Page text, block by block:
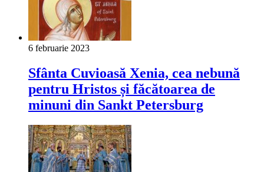
6 februarie 2023
Sfânta Cuvioasă Xenia, cea nebună
pentru Hristos și făcătoarea de
minuni din Sankt Petersburg